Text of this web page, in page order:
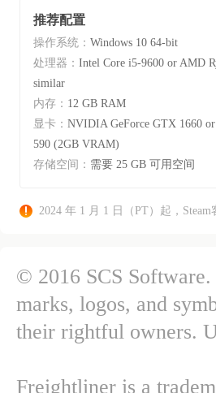
推荐配置
操作系统： Windows 10 64-bit
处理器： Intel Core i5-9600 or AMD
similar
内存： 12 GB RAM
显卡： NVIDIA GeForce GTX 1660
590 (2GB VRAM)
存储空间： 需要 25 GB 可用空间
2024 年 1 月 1 日（PT）起，
© 2016 SCS
marks, logos, and
their rightful owners.
Freightliner is a